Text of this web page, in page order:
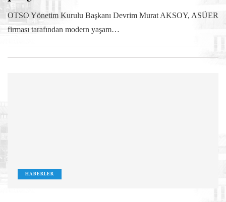
OTSO Yönetim Kurulu Başkanı Devrim Murat AKSOY, ASÜER
firması tarafından modern yaşam…
HABERLER